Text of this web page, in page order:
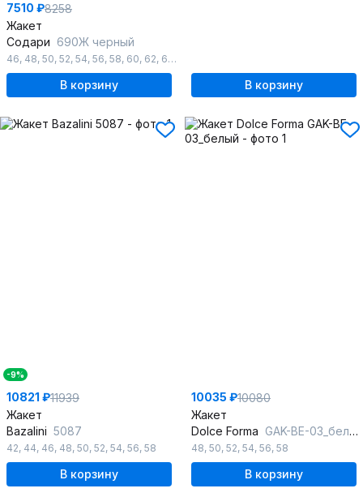
7510 ₽8258
Жакет
Содари 690Ж черный
46, 48, 50, 52, 54, 56, 58, 60, 62, 64 ,
В корзину В корзину
-9%
10821 ₽11939
Жакет
Bazalini 5087
42, 44, 46, 48, 50, 52, 54, 56, 58
В корзину
10035 ₽10080
Жакет
Dolce Forma GAK-BE-03_белый
48, 50, 52, 54, 56, 58
В корзину